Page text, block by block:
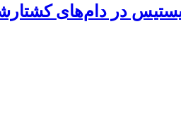
در دام‌های